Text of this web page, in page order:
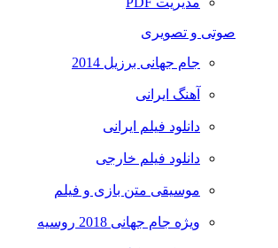
صوتی و تصویری
جام جهانی برزیل 2014
آهنگ ایرانی
دانلود فیلم ایرانی
دانلود فیلم خارجی
موسیقی متن بازی و فیلم
ویژه جام جهانی 2018 روسیه